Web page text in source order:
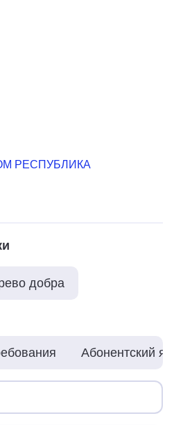
РЕСПУБЛИКА
добра
Абонентский